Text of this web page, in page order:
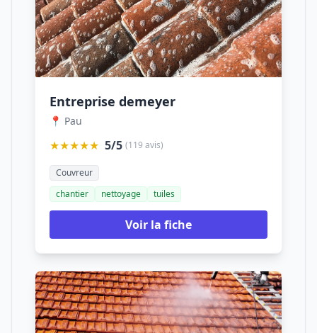
Entreprise demeyer
📍 Pau
★★★★★ 5/5 (119 avis)
Couvreur
chantier
nettoyage tuiles
Voir la fiche